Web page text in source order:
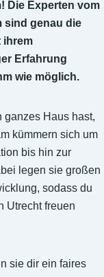
Die Experten vom
sind genau die
ihrem
Erfahrung
wie möglich.
ganzes Haus hast,
kümmern sich um
bis hin zur
legen sie großen
sodass du
Utrecht freuen
sie dir ein faires